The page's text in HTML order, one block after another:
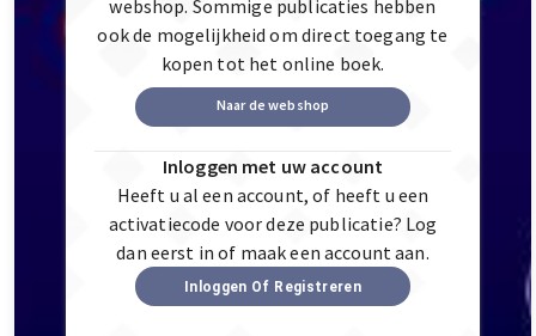
webshop. Sommige publicaties hebben
ook de mogelijkheid om direct toegang te
kopen tot het online boek.
Naar de webshop
Inloggen met uw account
Heeft u al een account, of heeft u een
activatiecode voor deze publicatie? Log
dan eerst in of maak een account aan.
Inloggen Of Registreren